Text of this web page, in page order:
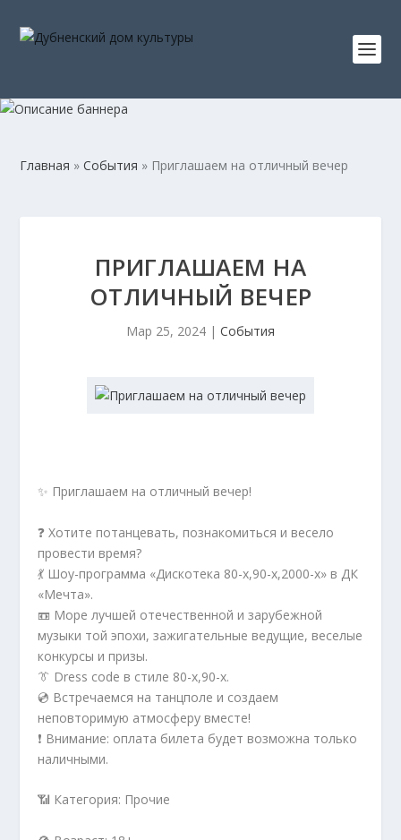
Главная »События » Приглашаем на отличный вечер
ПРИГЛАШАЕМ НА
ОТЛИЧНЫЙ ВЕЧЕР
Мар 25, 2024 | События
✨ Приглашаем на отличный вечер!
❓ Хотите потанцевать, познакомиться и весело
провести время?
💃 Шоу-программа «Дискотека 80-х,90-х,2000-х» в ДК
«Мечта».
📼 Море лучшей отечественной и зарубежной
музыки той эпохи, зажигательные ведущие, веселые
конкурсы и призы.
👔 Dress code в стиле 80-х,90-х.
💿 Встречаемся на танцполе и создаем
неповторимую атмосферу вместе!
❗️ Внимание: оплата билета будет возможна только
наличными.
📶 Категория: Прочие